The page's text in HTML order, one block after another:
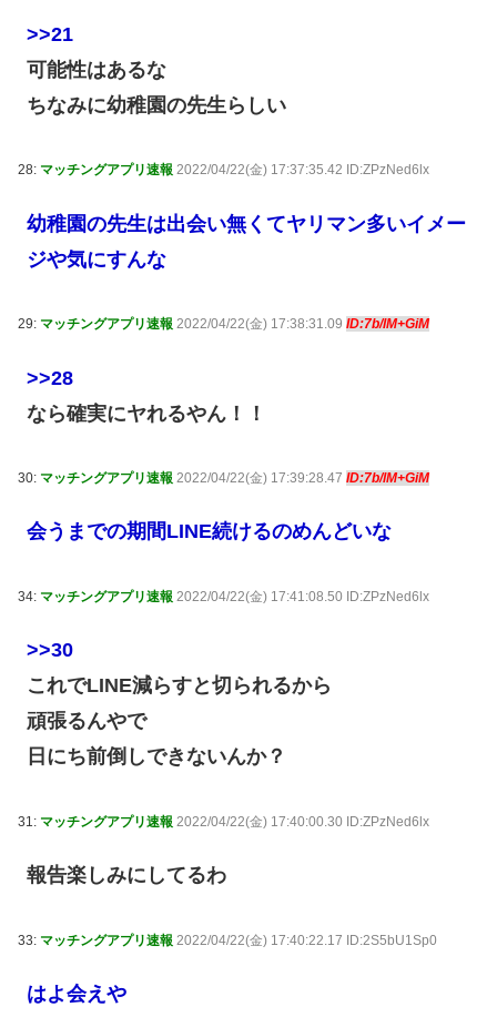
>>21
可能性はあるな
ちなみに幼稚園の先生らしい
28: マッチングアプリ速報 2022/04/22(金) 17:37:35.42 ID:ZPzNed6lx
幼稚園の先生は出会い無くてヤリマン多いイメー
ジや気にすんな
29: マッチングアプリ速報 2022/04/22(金) 17:38:31.09 ID:7b/lM+GiM
>>28
なら確実にヤれるやん！！
30: マッチングアプリ速報 2022/04/22(金) 17:39:28.47 ID:7b/lM+GiM
会うまでの期間LINE続けるのめんどいな
34: マッチングアプリ速報 2022/04/22(金) 17:41:08.50 ID:ZPzNed6lx
>>30
これでLINE減らすと切られるから
頑張るんやで
日にち前倒しできないんか？
31: マッチングアプリ速報 2022/04/22(金) 17:40:00.30 ID:ZPzNed6lx
報告楽しみにしてるわ
33: マッチングアプリ速報 2022/04/22(金) 17:40:22.17 ID:2S5bU1Sp0
はよ会えや